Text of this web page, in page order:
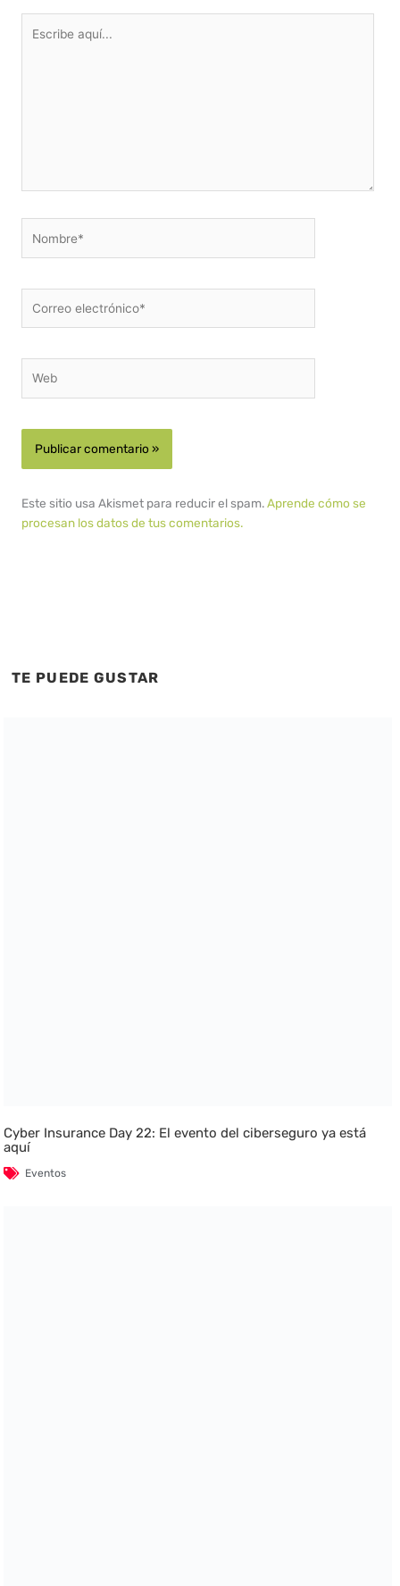
aquí...
electrónico*
Este sitio usa Akismet para reducir el spam.Aprende cómo se
procesan los datos de tus comentarios.
TE PUEDE GUSTAR
Cyber Insurance Day 22: El evento del ciberseguro ya está
aquí
Eventos